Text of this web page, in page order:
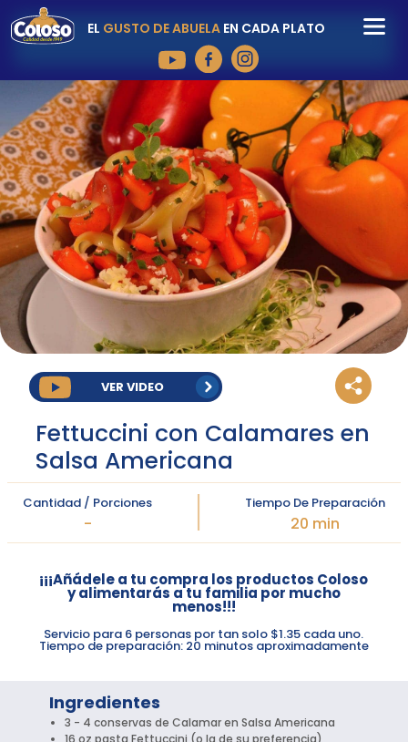
EL GUSTO DE ABUELAEN CADA PLATO
VER VIDEO
Fettuccini con Calamares en
Salsa Americana
Cantidad / Porciones
-
Tiempo De Preparación
20 min
¡¡¡Añádele a tu compra los productos Coloso
y alimentarás a tu familia por mucho
menos!!!
Servicio para 6 personas por tan solo $1.35 cada uno.
Tiempo de preparación: 20 minutos aproximadamente
Ingredientes
3 - 4 conservas de Calamar en Salsa Americana